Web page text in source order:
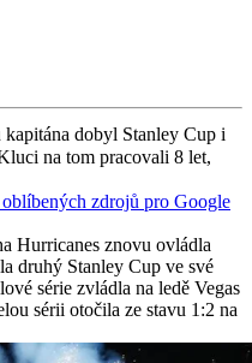
dobyl Stanley Cup i
na tom pracovali 8 let,
zdrojů pro Google
Hurricanes znovu ovládla
druhý Stanley Cup ve své
série zvládla na ledě Vegas
sérii otočila ze stavu 1:2 na